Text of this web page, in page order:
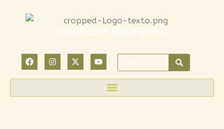
José Beneroso Santos
(Historiador-Investigador)
F
a
c
e
o
I
n
s
t
g
X
-
t
w
t
Y
o
u
t
b